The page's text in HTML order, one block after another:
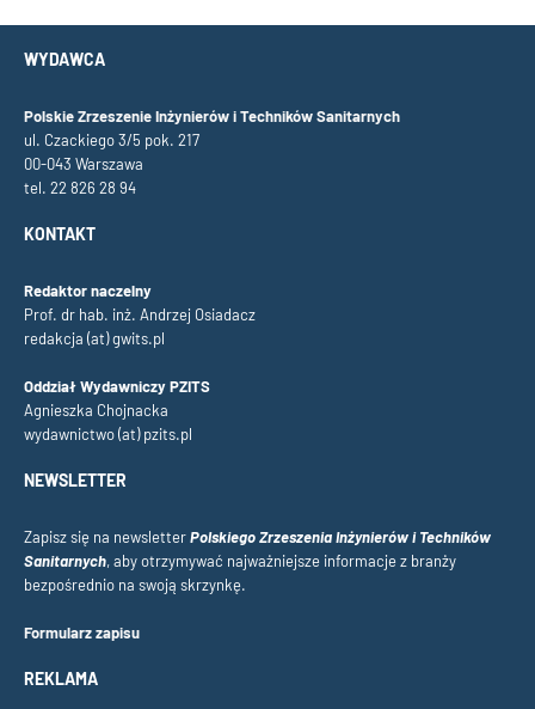
WYDAWCA
Polskie Zrzeszenie Inżynierów i Techników Sanitarnych
ul. Czackiego 3/5 pok. 217
00-043 Warszawa
tel. 22 826 28 94
KONTAKT
Redaktor naczelny
Prof. dr hab. inż. Andrzej Osiadacz
redakcja (at) gwits.pl
Oddział Wydawniczy PZITS
Agnieszka Chojnacka
wydawnictwo (at) pzits.pl
NEWSLETTER
Zapisz się na newsletterPolskiego Zrzeszenia Inżynierów i Techników
Sanitarnych, aby otrzymywać najważniejsze informacje z branży
bezpośrednio na swoją skrzynkę.
Formularz zapisu
REKLAMA